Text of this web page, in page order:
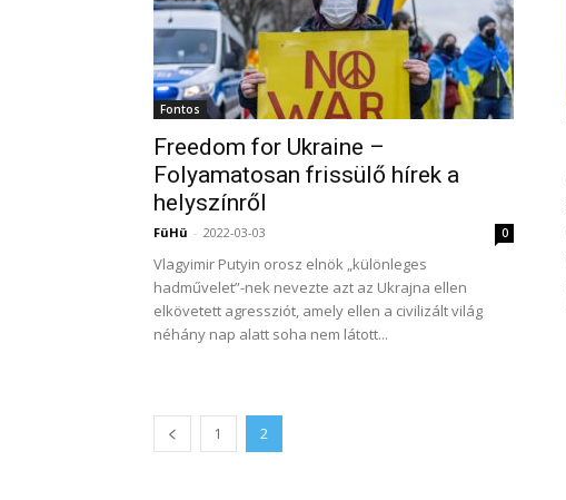
Fontos
Freedom for Ukraine –
Folyamatosan frissülő hírek a
helyszínről
FüHü - 2022-03-03 0
Vlagyimir Putyin orosz elnök „különleges
hadművelet”-nek nevezte azt az Ukrajna ellen
elkövetett agressziót, amely ellen a civilizált világ
néhány nap alatt soha nem látott...
1 2